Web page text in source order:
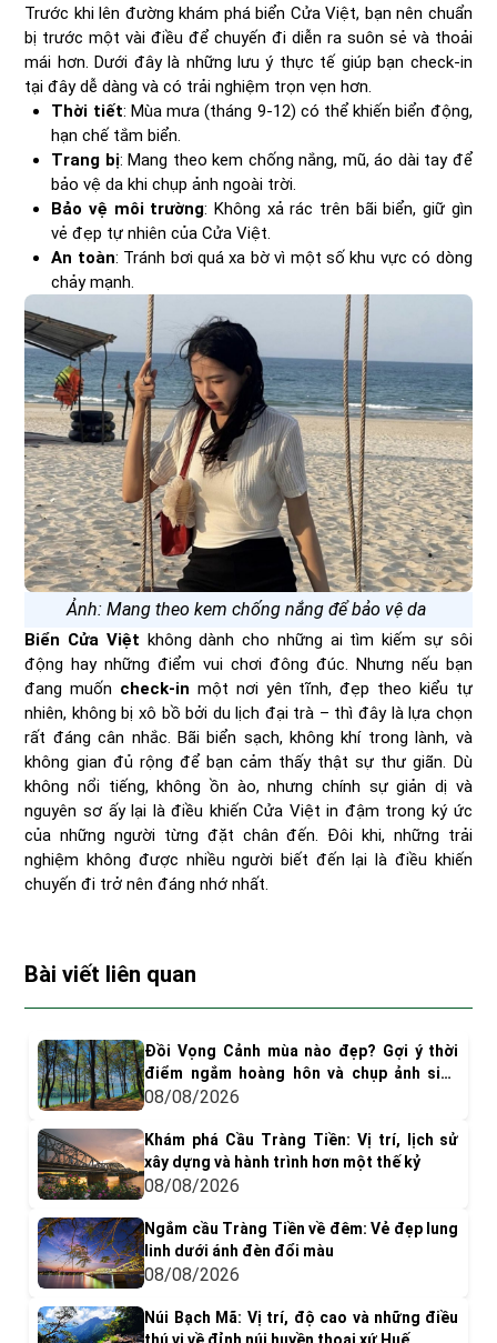
Trước khi lên đường khám phá biển Cửa Việt, bạn nên chuẩn
bị trước một vài điều để chuyến đi diễn ra suôn sẻ và thoải
mái hơn. Dưới đây là những lưu ý thực tế giúp bạn check-in
tại đây dễ dàng và có trải nghiệm trọn vẹn hơn.
Thời tiết: Mùa mưa (tháng 9-12) có thể khiến biển động,
hạn chế tắm biển.
Trang bị: Mang theo kem chống nắng, mũ, áo dài tay để
bảo vệ da khi chụp ảnh ngoài trời.
Bảo vệ môi trường: Không xả rác trên bãi biển, giữ gìn
vẻ đẹp tự nhiên của Cửa Việt.
An toàn: Tránh bơi quá xa bờ vì một số khu vực có dòng
chảy mạnh.
Ảnh: Mang theo kem chống nắng để bảo vệ da
Biển Cửa Việt không dành cho những ai tìm kiếm sự sôi
động hay những điểm vui chơi đông đúc. Nhưng nếu bạn
đang muốn check-in một nơi yên tĩnh, đẹp theo kiểu tự
nhiên, không bị xô bồ bởi du lịch đại trà – thì đây là lựa chọn
rất đáng cân nhắc. Bãi biển sạch, không khí trong lành, và
không gian đủ rộng để bạn cảm thấy thật sự thư giãn. Dù
không nổi tiếng, không ồn ào, nhưng chính sự giản dị và
nguyên sơ ấy lại là điều khiến Cửa Việt in đậm trong ký ức
của những người từng đặt chân đến. Đôi khi, những trải
nghiệm không được nhiều người biết đến lại là điều khiến
chuyến đi trở nên đáng nhớ nhất.
Bài viết liên quan
Đồi Vọng Cảnh mùa nào đẹp? Gợi ý thời
điểm ngắm hoàng hôn và chụp ảnh siêu
"dính"
08/08/2026
Khám phá Cầu Tràng Tiền: Vị trí, lịch sử
xây dựng và hành trình hơn một thế kỷ
08/08/2026
Ngắm cầu Tràng Tiền về đêm: Vẻ đẹp lung
linh dưới ánh đèn đổi màu
08/08/2026
Núi Bạch Mã: Vị trí, độ cao và những điều